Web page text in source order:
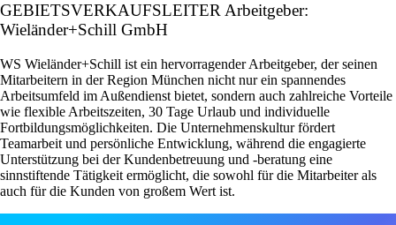
GEBIETSVERKAUFSLEITER Arbeitgeber:
Wieländer+Schill GmbH
WS Wieländer+Schill ist ein hervorragender Arbeitgeber, der seinen
Mitarbeitern in der Region München nicht nur ein spannendes
Arbeitsumfeld im Außendienst bietet, sondern auch zahlreiche Vorteile
wie flexible Arbeitszeiten, 30 Tage Urlaub und individuelle
Fortbildungsmöglichkeiten. Die Unternehmenskultur fördert
Teamarbeit und persönliche Entwicklung, während die engagierte
Unterstützung bei der Kundenbetreuung und -beratung eine
sinnstiftende Tätigkeit ermöglicht, die sowohl für die Mitarbeiter als
auch für die Kunden von großem Wert ist.